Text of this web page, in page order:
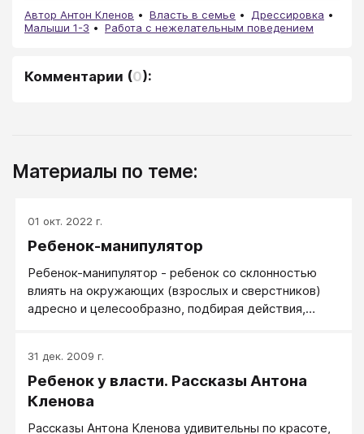
Автор Антон Кленов Власть в семье
Дрессировка
Малыши 1-3
Работа с нежелательным поведением
Комментарии (0):
Материалы по теме:
01 окт. 2022 г.
Ребенок-манипулятор
Ребенок-манипулятор - ребенок со склонностью
влиять на окружающих (взрослых и сверстников)
адресно и целесообразно, подбирая действия,
Манипулятор). Манипулятор, он же коммуникатор,
устраивает интересные и сложные многоходовки.
31 дек. 2009 г.
Ребенок у власти. Рассказы Антона
Кленова
Рассказы Антона Кленова удивительны по красоте,